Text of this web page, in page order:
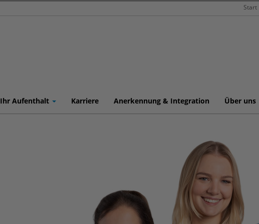
Start
Ihr Aufenthalt Karriere Anerkennung & Integration Über uns